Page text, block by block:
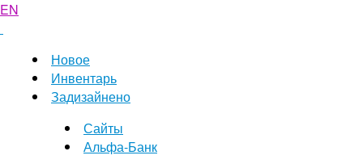
EN
Новое
Инвентарь
Задизайнено
Сайты
Альфа-Банк